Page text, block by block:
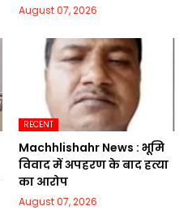
August 07, 2026
RECENT
Machhlishahr News : भूमि
विवाद में अपहरण के बाद हत्या
का आरोप
August 07, 2026